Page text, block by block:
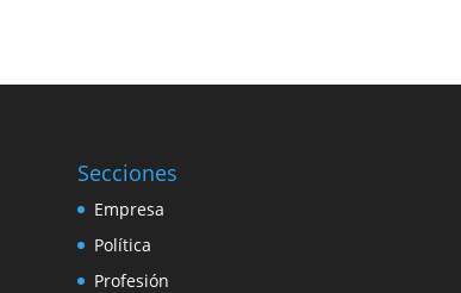
Secciones
Empresa
Política
Profesión